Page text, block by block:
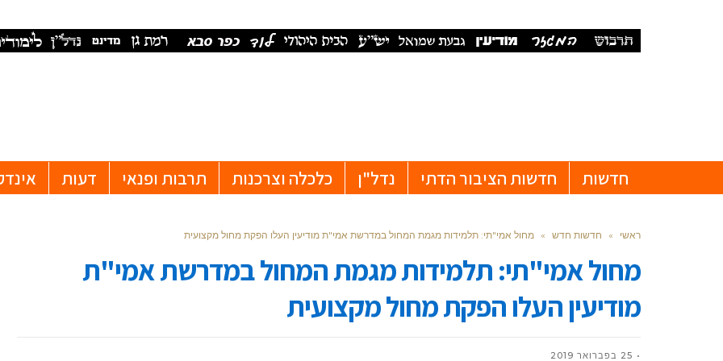
חדשות חדשות הציבור הדתי נדל"ן כלכלה וצרכנות תרבות ופנאי דעות
ראשי » חדשות חדש » מחול אמי"תי: תלמידות מגמת המחול במדרשת אמי"ת מודיעין העלו הפקת מחול מקצועית
מחול אמי"תי: תלמידות מגמת המחול במדרשת אמי"ת
מודיעין העלו הפקת מחול מקצועית
25 בפברואר 2019